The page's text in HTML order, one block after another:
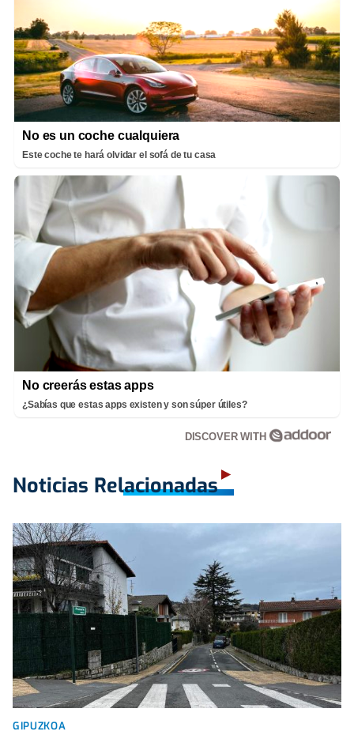
No es un coche cualquiera
Este coche te hará olvidar el sofá de tu casa
No creerás estas apps
¿Sabías que estas apps existen y son súper útiles?
DISCOVER WITH
Noticias Relacionadas
GIPUZKOA